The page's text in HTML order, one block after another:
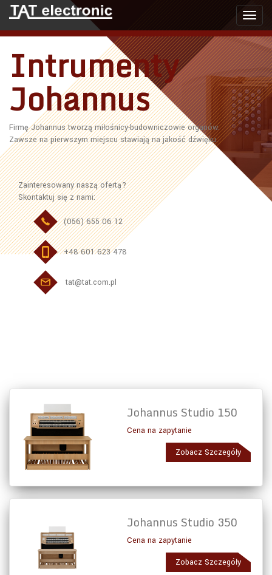
Intrumenty
Johannus
Firmę Johannus tworzą miłośnicy-budowniczowie organów.
Zawsze na pierwszym miejscu stawiają na jakość dźwięku.
Zainteresowany naszą ofertą?
Skontaktuj się z nami:
(056) 655 06 12
+48 601 623 478
tat@tat.com.pl
Johannus Studio 150
Cena na zapytanie
Zobacz Szczegóły
Johannus Studio 350
Cena na zapytanie
Zobacz Szczegóły